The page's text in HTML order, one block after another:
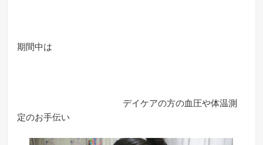
期間中は
デイケアの方の血圧や体温測
定のお手伝い